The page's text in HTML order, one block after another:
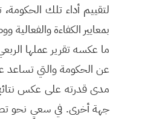
لتقييم أداء تلك
بمعايير الكفاءة
عن الحكومة والتي تساعد
مدى قدرته على عكس
جهة أخرى. في سعيٍ نحو